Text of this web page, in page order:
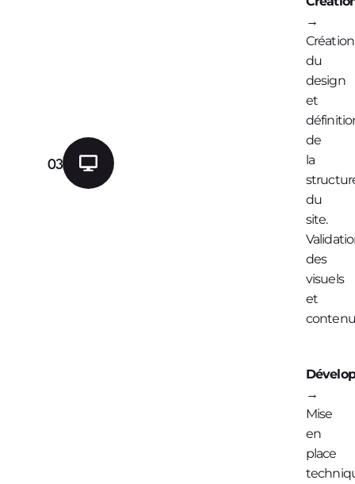
03
→
Création
du
design
et
de
la
du
site.
des
visuels
et
→
Mise
en
place